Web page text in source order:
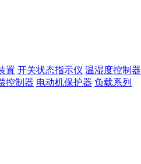
置 开关状态指示仪 温湿度控制器
控制器 电动机保护器 负载系列